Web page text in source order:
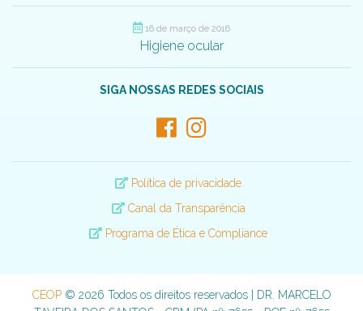
16 de março de 2016
Higiene ocular
SIGA NOSSAS REDES SOCIAIS
Política de privacidade
Canal da Transparência
Programa de Ética e Compliance
CEOP© 2026 Todos os direitos reservados | DR. MARCELO